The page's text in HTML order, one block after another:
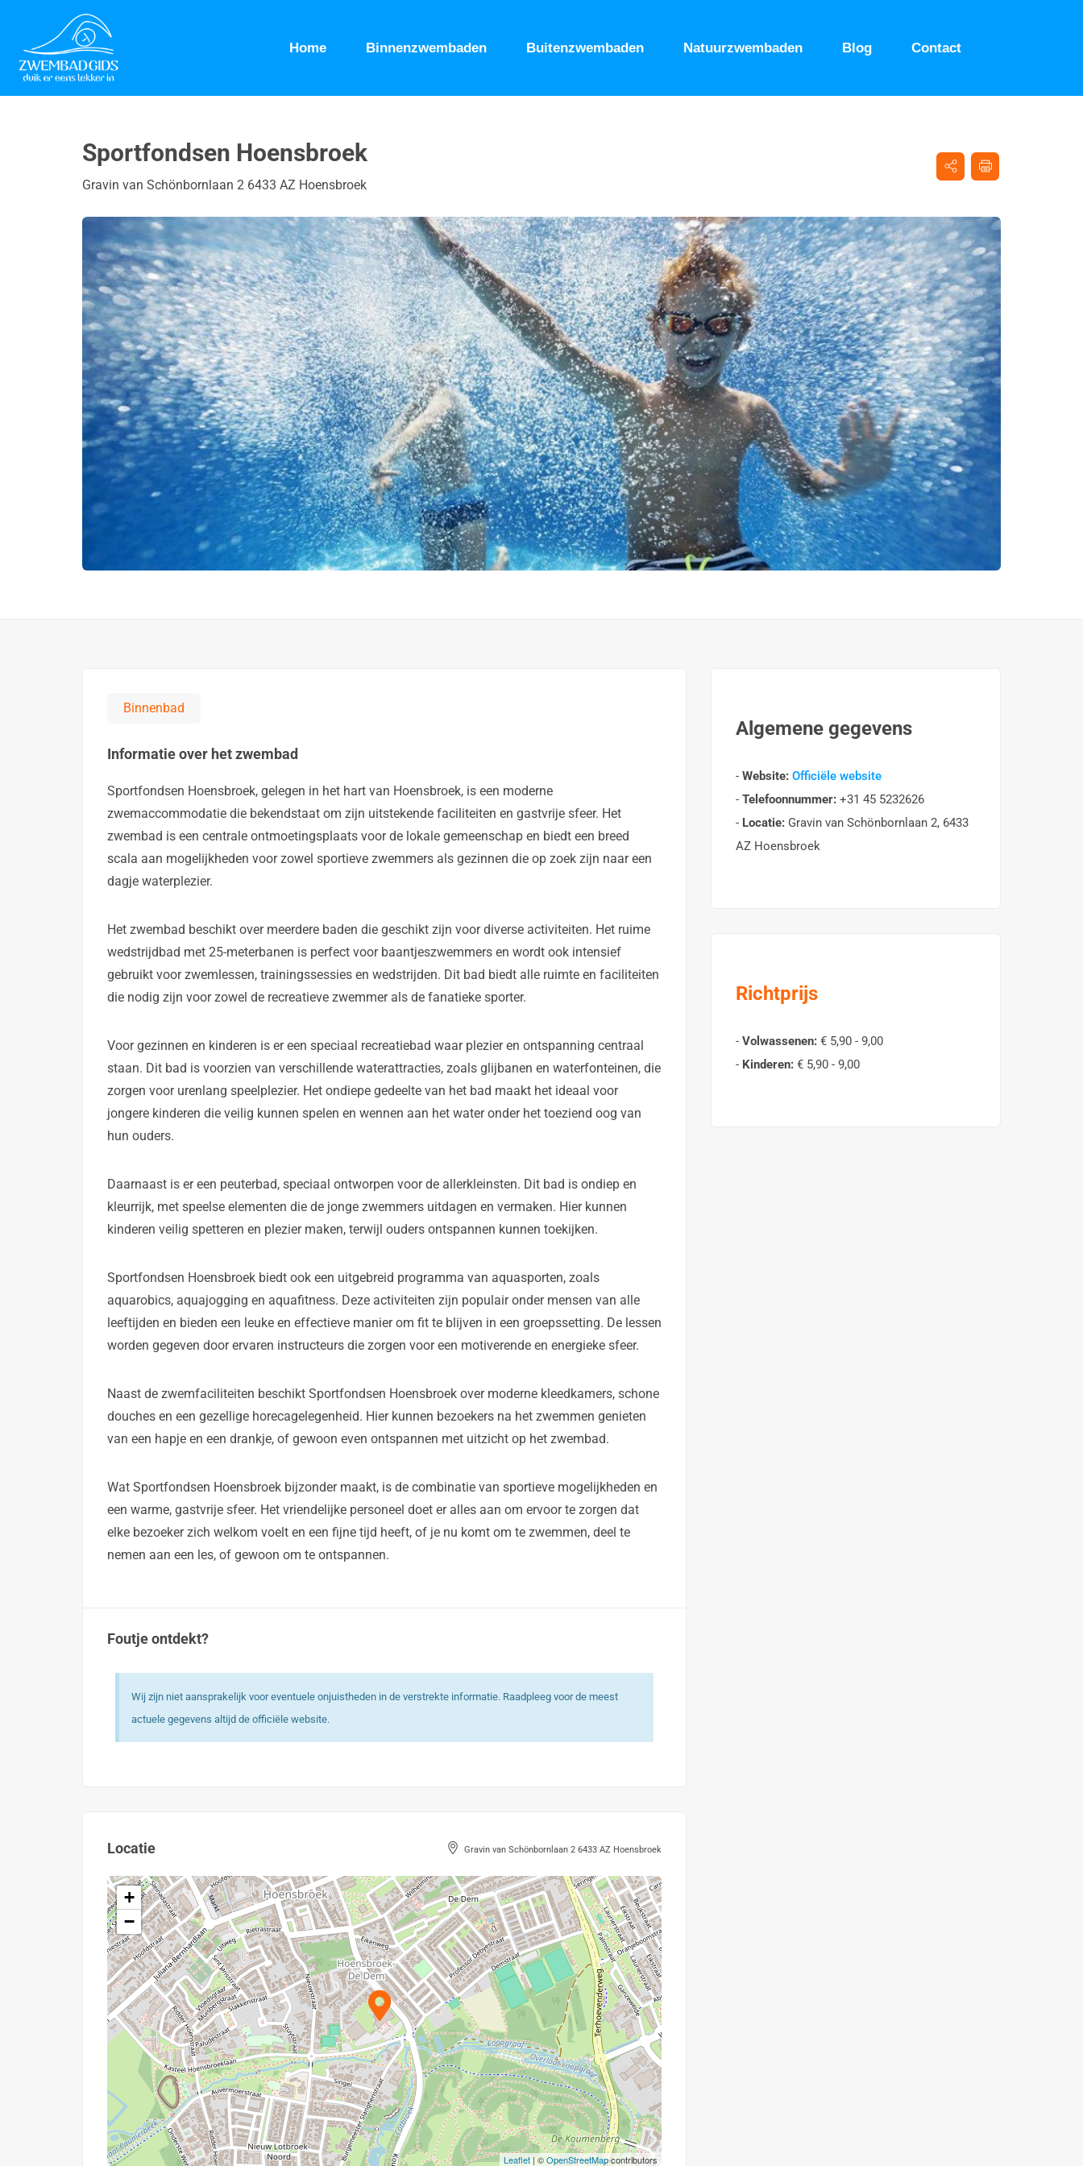
Home Binnenzwembaden Buitenzwembaden Natuurzwembaden Blog Contact
Sportfondsen Hoensbroek
Gravin van Schönbornlaan 2 6433 AZ Hoensbroek
Binnenbad
Informatie over het zwembad
Sportfondsen Hoensbroek, gelegen in het hart van Hoensbroek, is een moderne
zwemaccommodatie die bekendstaat om zijn uitstekende faciliteiten en gastvrije sfeer. Het
zwembad is een centrale ontmoetingsplaats voor de lokale gemeenschap en biedt een breed
scala aan mogelijkheden voor zowel sportieve zwemmers als gezinnen die op zoek zijn naar een
dagje waterplezier.
Het zwembad beschikt over meerdere baden die geschikt zijn voor diverse activiteiten. Het ruime
wedstrijdbad met 25-meterbanen is perfect voor baantjeszwemmers en wordt ook intensief
gebruikt voor zwemlessen, trainingssessies en wedstrijden. Dit bad biedt alle ruimte en faciliteiten
die nodig zijn voor zowel de recreatieve zwemmer als de fanatieke sporter.
Voor gezinnen en kinderen is er een speciaal recreatiebad waar plezier en ontspanning centraal
staan. Dit bad is voorzien van verschillende waterattracties, zoals glijbanen en waterfonteinen, die
zorgen voor urenlang speelplezier. Het ondiepe gedeelte van het bad maakt het ideaal voor
jongere kinderen die veilig kunnen spelen en wennen aan het water onder het toeziend oog van
hun ouders.
Daarnaast is er een peuterbad, speciaal ontworpen voor de allerkleinsten. Dit bad is ondiep en
kleurrijk, met speelse elementen die de jonge zwemmers uitdagen en vermaken. Hier kunnen
kinderen veilig spetteren en plezier maken, terwijl ouders ontspannen kunnen toekijken.
Sportfondsen Hoensbroek biedt ook een uitgebreid programma van aquasporten, zoals
aquarobics, aquajogging en aquafitness. Deze activiteiten zijn populair onder mensen van alle
leeftijden en bieden een leuke en effectieve manier om fit te blijven in een groepssetting. De lessen
worden gegeven door ervaren instructeurs die zorgen voor een motiverende en energieke sfeer.
Naast de zwemfaciliteiten beschikt Sportfondsen Hoensbroek over moderne kleedkamers, schone
douches en een gezellige horecagelegenheid. Hier kunnen bezoekers na het zwemmen genieten
van een hapje en een drankje, of gewoon even ontspannen met uitzicht op het zwembad.
Wat Sportfondsen Hoensbroek bijzonder maakt, is de combinatie van sportieve mogelijkheden en
een warme, gastvrije sfeer. Het vriendelijke personeel doet er alles aan om ervoor te zorgen dat
elke bezoeker zich welkom voelt en een fijne tijd heeft, of je nu komt om te zwemmen, deel te
nemen aan een les, of gewoon om te ontspannen.
Foutje ontdekt?
Wij zijn niet aansprakelijk voor eventuele onjuistheden in de verstrekte informatie. Raadpleeg voor de meest
actuele gegevens altijd de officiële website.
Locatie Gravin van Schönbornlaan 2 6433 AZ Hoensbroek
+
−
Leaflet | ©OpenStreetMapcontributors
Algemene gegevens
- Website: Officiële website
- Telefoonnummer: +31 45 5232626
- Locatie: Gravin van Schönbornlaan 2, 6433
AZ Hoensbroek
Richtprijs
- Volwassenen: € 5,90 - 9,00
- Kinderen: € 5,90 - 9,00